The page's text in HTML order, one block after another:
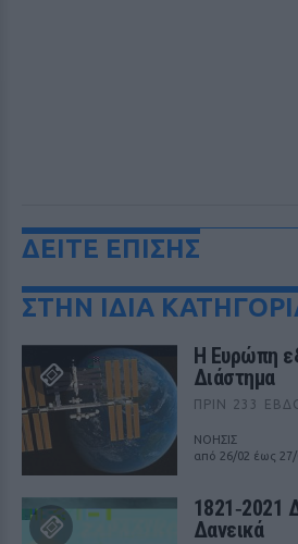
ΔΕΙΤΕ ΕΠΙΣΗΣ
ΣΤΗΝ ΙΔΙΑ
Η Ευρώπη
Διάστημα
ΠΡΙΝ 233
ΝΟΗΣΙΣ
από 26/02 έως 27/
1821‑2021
Δανεικά